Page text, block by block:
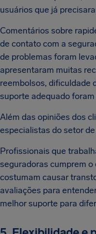
usuários que já
Comentários sobre
de contato com a
de problemas foram
apresentaram muitas
reembolsos, dificuldade
suporte adequado
Além das opiniões dos
especialistas do setor
Profissionais que
seguradoras cumprem
costumam causar
avaliações para
melhor suporte para